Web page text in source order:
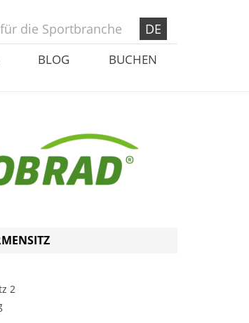
die Sportbranche DE
BLOG BUCHEN
2